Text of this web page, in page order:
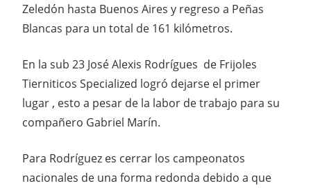
Zeledón hasta Buenos Aires y regreso a Peñas
Blancas para un total de 161 kilómetros.
En la sub 23 José Alexis Rodrígues de Frijoles
Tierniticos Specialized logró dejarse el primer
lugar , esto a pesar de la labor de trabajo para su
compañero Gabriel Marín.
Para Rodríguez es cerrar los campeonatos
nacionales de una forma redonda debido a que